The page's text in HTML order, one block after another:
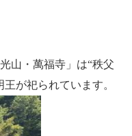
山・萬福寺」は“秩父
が祀られています。